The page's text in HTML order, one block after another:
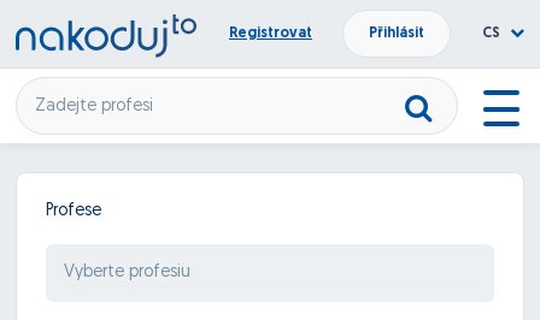
Registrovat Přihlásit CS
Profese